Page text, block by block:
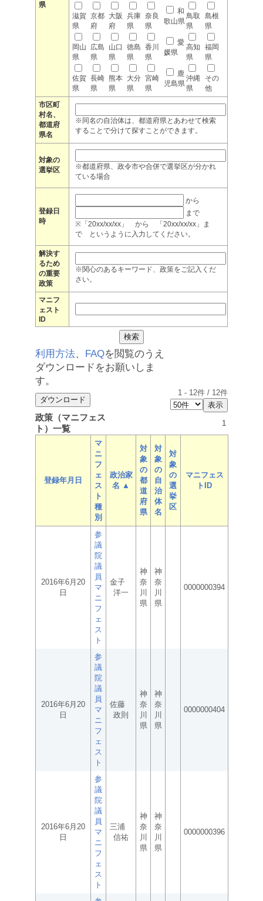
県
滋賀
県
京都
府
大阪
府
兵庫
県
奈良
県
和
歌山県
鳥取
県
島根
県
岡山
県
広島
県
山口
県
徳島
県
香川
県
愛
媛県
高知
県
福岡
県
佐賀
県
長崎
県
熊本
県
大分
県
宮崎
県
鹿
児島県
沖縄
県
その
他
市区町
村名、
都道府
県名
※同名の自治体は、都道府県とあわせて検索
することで分けて探すことができます。
対象の
選挙区
※都道府県、政令市や合併で選挙区が分かれ
ている場合
登録日
時
から
まで
※「20xx/xx/xx」 から 「20xx/xx/xx」ま
で というように入力してください。
解決す
るため
の重要
政策
※関心のあるキーワード、政策をご記入くだ
さい。
マニフ
ェスト
ID
利用方法、 FAQを閲覧のうえ
ダウンロードをお願いしま
す。
1 - 12件 / 12件
政策（マニフェス
ト）一覧
1
登録年月日
マ
ニ
フ
ェ
ス
ト
種
別
政治家
名 ▲
対
象
の
都
道
府
県
対
象
の
自
治
体
名
対
象
の
選
挙
区
マニフェス
トID
2016年6月20
日
参
議
院
議
員
マ
ニ
フ
ェ
ス
ト
金子
洋一
神
奈
川
県
神
奈
川
県
0000000394
2016年6月20
日
参
議
院
議
員
マ
ニ
フ
ェ
ス
ト
佐藤
政則
神
奈
川
県
神
奈
川
県
0000000404
2016年6月20
日
参
議
院
議
員
マ
ニ
フ
ェ
ス
ト
三浦
信祐
神
奈
川
県
神
奈
川
県
0000000396